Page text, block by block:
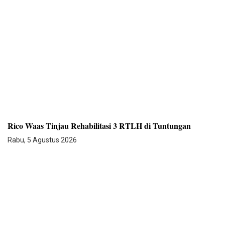
Rico Waas Tinjau Rehabilitasi 3 RTLH di Tuntungan
Rabu, 5 Agustus 2026